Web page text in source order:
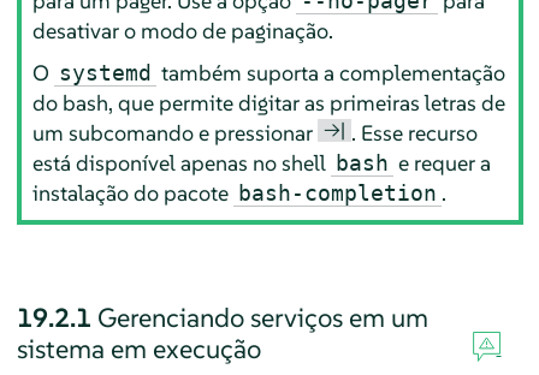
desativar o modo de paginação.
O systemd também suporta a complementação
do bash, que permite digitar as primeiras letras de
um subcomando e pressionar →| . Esse recurso
está disponível apenas no shell bash e requer a
instalação do pacote bash-completion .
19.2.1 Gerenciando serviços em um
sistema em execução